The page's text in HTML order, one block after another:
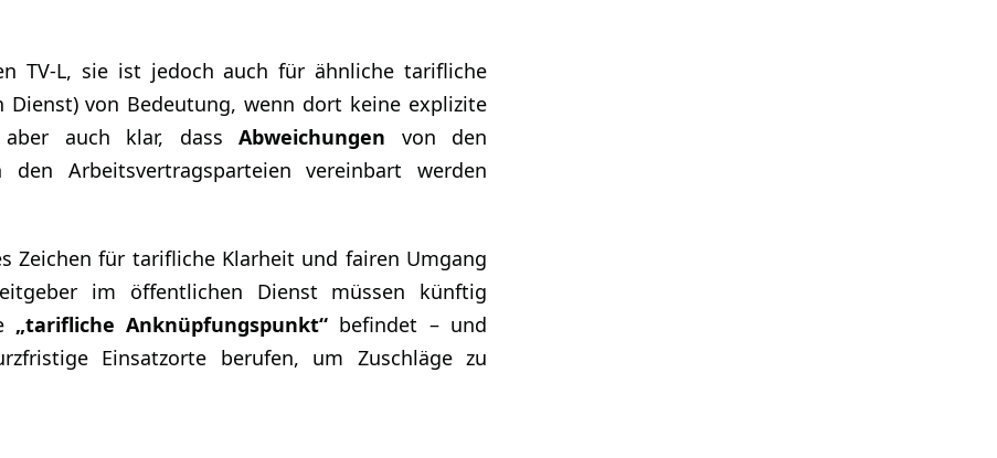
TV-L, sie ist jedoch auch für ähnliche tarifliche
Dienst) von Bedeutung, wenn dort keine explizite
aber auch klar, dassAbweichungen von den
Arbeitsvertragsparteien vereinbart werden
Zeichen für tarifliche Klarheit und fairen Umgang
im öffentlichen Dienst müssen künftig
„tarifliche Anknüpfungspunkt“ befindet – und
Einsatzorte berufen, um Zuschläge zu